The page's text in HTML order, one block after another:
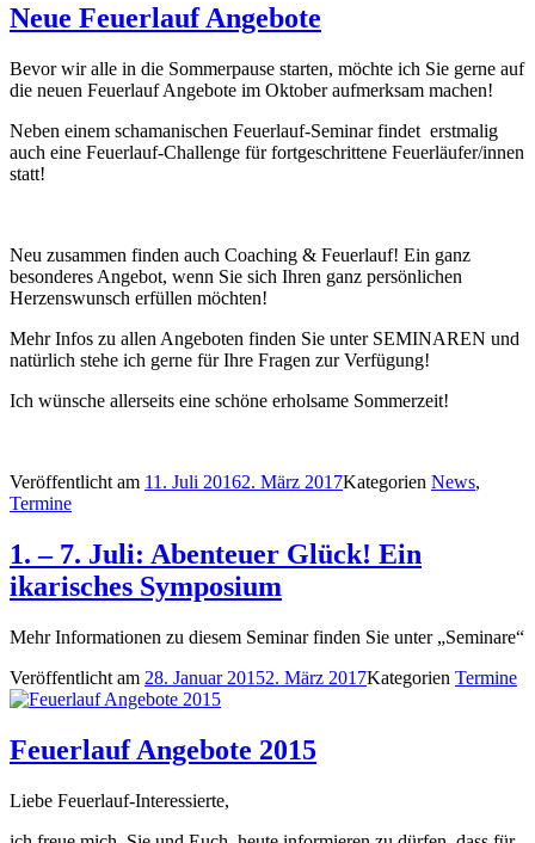
Neue Feuerlauf Angebote
Bevor wir alle in die Sommerpause starten, möchte ich Sie gerne auf
die neuen Feuerlauf Angebote im Oktober aufmerksam machen!
Neben einem schamanischen Feuerlauf-Seminar findet erstmalig
auch eine Feuerlauf-Challenge für fortgeschrittene Feuerläufer/innen
statt!
Neu zusammen finden auch Coaching & Feuerlauf! Ein ganz
besonderes Angebot, wenn Sie sich Ihren ganz persönlichen
Herzenswunsch erfüllen möchten!
Mehr Infos zu allen Angeboten finden Sie unter SEMINAREN und
natürlich stehe ich gerne für Ihre Fragen zur Verfügung!
Ich wünsche allerseits eine schöne erholsame Sommerzeit!
Veröffentlicht am 11. Juli 20162. März 2017Kategorien News,
Termine
1. – 7. Juli: Abenteuer Glück! Ein
ikarisches Symposium
Mehr Informationen zu diesem Seminar finden Sie unter „Seminare“
Veröffentlicht am 28. Januar 20152. März 2017Kategorien Termine
Feuerlauf Angebote 2015
Liebe Feuerlauf-Interessierte,